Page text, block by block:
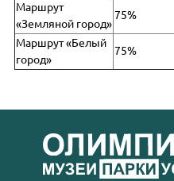
Маршрут
«Земляной город»
75%
Маршрут «Белый
город»
75%